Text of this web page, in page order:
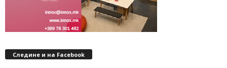
Следине и на Facebook